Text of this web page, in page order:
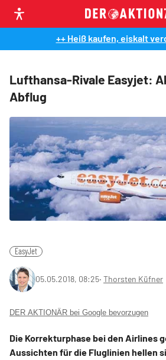
++ Heiß kaufen, eiskalt
Lufthansa-Rivale Easyjet:
Abflug
EasyJet
05.05.2018, 08:25‧ Thorsten Küfner
DER AKTIONÄR bei Google bevorzugen
Die Korrekturphase bei den Airlines
Aussichten für die Fluglinien hellen